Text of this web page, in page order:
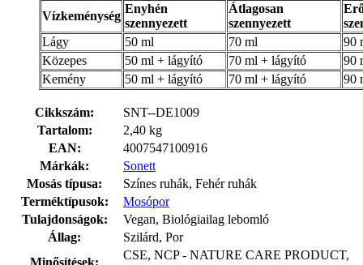
Vízkeménység
Enyhén
szennyezett
Átlagosan
szennyezett
Lágy
50 ml 70 ml
90
Közepes
50 ml + lágyító 70 ml + lágyító
90
Kemény
50 ml + lágyító 70 ml + lágyító 90
Cikkszám:
SNT--DE1009
Tartalom:
2,40 kg
EAN:
4007547100916
Márkák:
Sonett
Mosás típusa:
Színes ruhák, Fehér ruhák
Terméktípusok:
Mosópor
Tulajdonságok:
Vegan, Biológiailag lebomló
Állag:
Szilárd, Por
Minősítések:
CSE, NCP - NATURE CARE PRODUCT,